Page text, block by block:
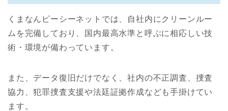
くまなんピーシーネットでは、自社内にクリーンルー
ムを完備しており、国内最高水準と呼ぶに相応しい技
術・環境が備わっています。
また、データ復旧だけでなく、社内の不正調査、捜査
協力、犯罪捜査支援や法廷証拠作成なども手掛けてい
ます。